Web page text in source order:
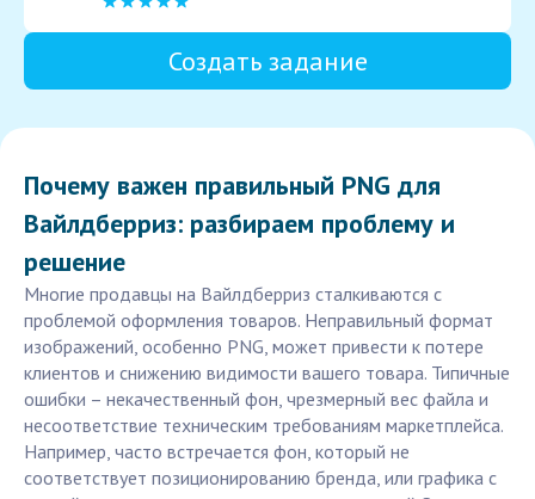
Создать задание
Почему важен правильный PNG для
Вайлдберриз: разбираем проблему и
решение
Многие продавцы на Вайлдберриз сталкиваются с
проблемой оформления товаров. Неправильный формат
изображений, особенно PNG, может привести к потере
клиентов и снижению видимости вашего товара. Типичные
ошибки – некачественный фон, чрезмерный вес файла и
несоответствие техническим требованиям маркетплейса.
Например, часто встречается фон, который не
соответствует позиционированию бренда, или графика с